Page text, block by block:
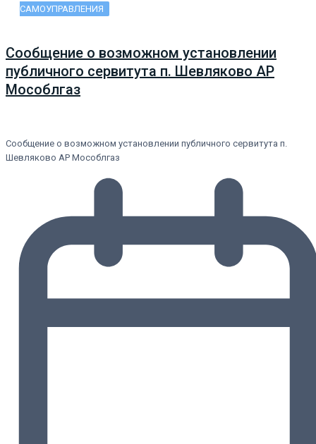
САМОУПРАВЛЕНИЯ
Сообщение о возможном установлении
публичного сервитута п. Шевляково АР
Мособлгаз
Сообщение о возможном установлении публичного сервитута п.
Шевляково АР Мособлгаз